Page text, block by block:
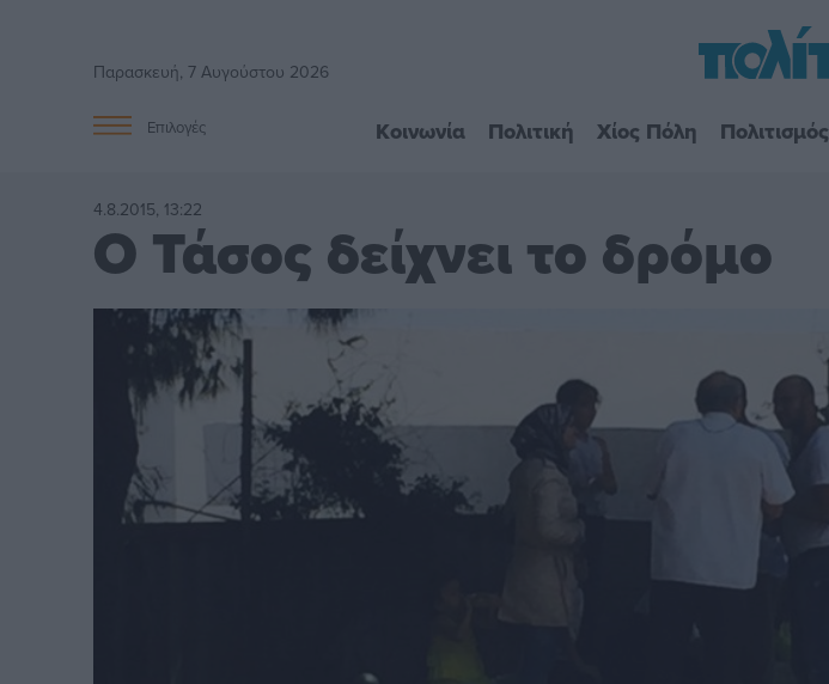
Παρασκευή, 7 Αυγούστου 2026
Επιλογές Κοινωνία Πολιτική Χίος Πόλη Πολιτισμός
4.8.2015, 13:22
Ο Τάσος δείχνει το δρόμο